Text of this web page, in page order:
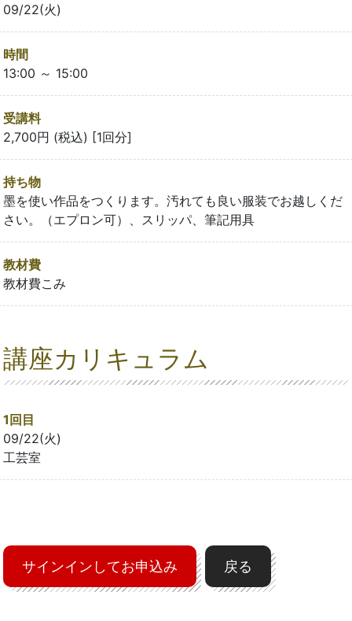
09/22(火)
時間
13:00 ～ 15:00
受講料
2,700円 (税込) [1回分]
持ち物
墨を使い作品をつくります。汚れても良い服装でお越しくだ
さい。（エプロン可）、スリッパ、筆記用具
教材費
教材費こみ
講座カリキュラム
1回目
09/22(火)
工芸室
サインインしてお申込み 戻る